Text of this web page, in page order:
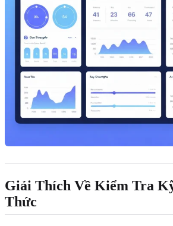
Giải Thích Về Kiểm Tra
Thức